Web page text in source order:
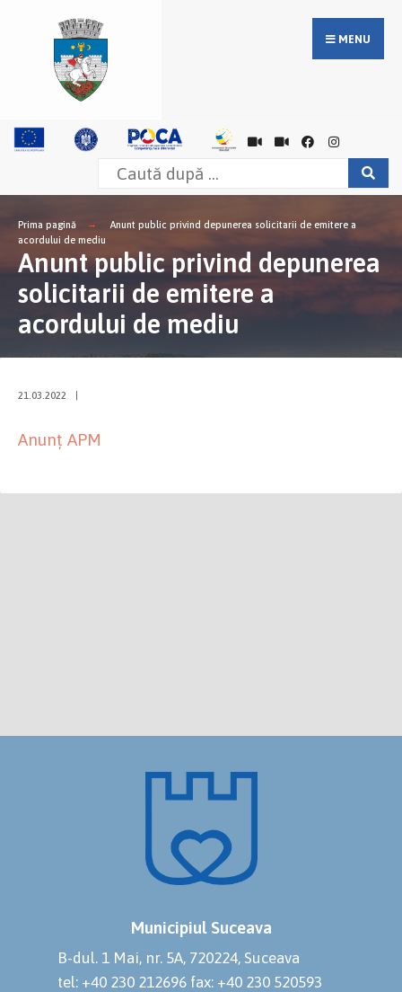
MENU
Prima pagină
Anunt public privind depunerea solicitarii de emitere a
acordului de mediu
Anunt public privind depunerea
solicitarii de emitere a
acordului de mediu
21.03.2022
Anunț APM
Municipiul Suceava
B-dul. 1 Mai, nr. 5A, 720224, Suceava
tel: +40 230 212696 fax: +40 230 520593